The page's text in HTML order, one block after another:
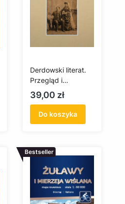
Derdowski literat.
Przegląd i
perspektywy
Cena
39,00 zł
Do koszyka
Bestseller